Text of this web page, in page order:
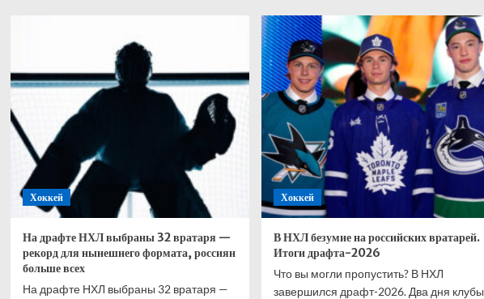
секунды
перед
финальным
Акрополис
в Греции
—
об
игре
в
волейбол
с
Овечкиным:
хорошо
ставит
блок,
его
Хоккей
На драфте НХЛ выбраны 32 вратаря —
рекорд для нынешнего формата, россиян
больше всех
На драфте НХЛ выбраны 32 вратаря —
Хоккей
В НХЛ безумие на российских вратарей.
Итоги драфта-2026
Что вы могли пропустить? В НХЛ
завершился драфт-2026. Два дня клубы